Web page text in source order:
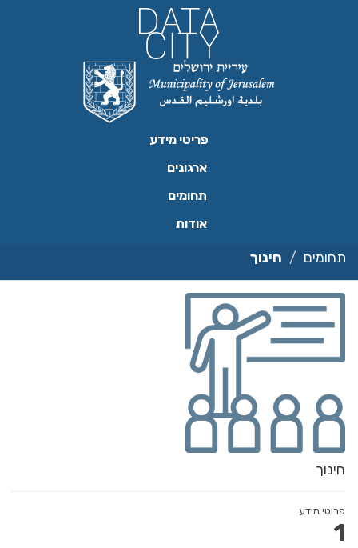
פריטי מידע
ארגונים
תחומים
אודות
תחומים חינוך
חינוך
פריטי מידע
1